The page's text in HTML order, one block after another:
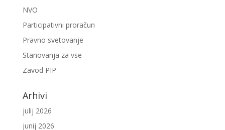
NVO
Participativni proračun
Pravno svetovanje
Stanovanja za vse
Zavod PIP
Arhivi
julij 2026
junij 2026